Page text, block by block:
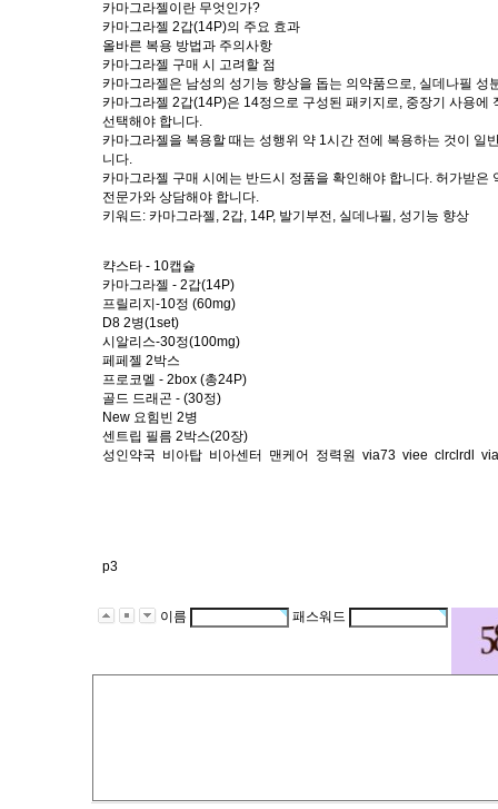
카마그라젤이란 무엇인가?
카마그라젤 2갑(14P)의 주요 효과
올바른 복용 방법과 주의사항
카마그라젤 구매 시 고려할 점
카마그라젤은 남성의 성기능 향상을 돕는 의약품으로, 실데나필
카마그라젤 2갑(14P)은 14정으로 구성된 패키지로, 중장기 사용
선택해야 합니다.
카마그라젤을 복용할 때는 성행위 약 1시간 전에 복용하는 것이
니다.
카마그라젤 구매 시에는 반드시 정품을 확인해야 합니다. 허가받
전문가와 상담해야 합니다.
키워드: 카마그라젤, 2갑, 14P, 발기부전, 실데나필, 성기능 향상
캭스타 - 10캡슐
카마그라젤 - 2갑(14P)
프릴리지-10정 (60mg)
D8 2병(1set)
시알리스-30정(100mg)
페페젤 2박스
프로코멜 - 2box (총24P)
골드 드래곤 - (30정)
New 요힘빈 2병
센트립 필름 2박스(20장)
성인약국 비아탑 비아센터 맨케어 정력원 via73 viee clrclrdl
p3
이름 패스워드